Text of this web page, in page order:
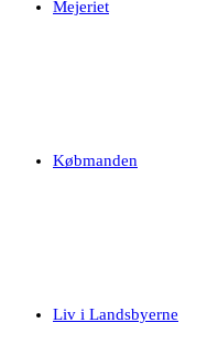
Mejeriet
Købmanden
Liv i Landsbyerne